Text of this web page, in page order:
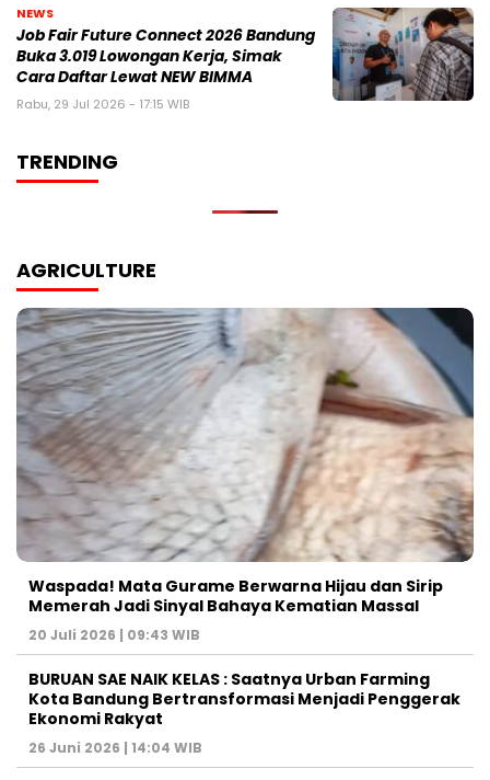
NEWS
Job Fair Future Connect 2026 Bandung
Buka 3.019 Lowongan Kerja, Simak
Cara Daftar Lewat NEW BIMMA
Rabu, 29 Jul 2026 - 17:15 WIB
TRENDING
AGRICULTURE
Waspada! Mata Gurame Berwarna Hijau dan Sirip
Memerah Jadi Sinyal Bahaya Kematian Massal
20 Juli 2026 | 09:43 WIB
BURUAN SAE NAIK KELAS : Saatnya Urban Farming
Kota Bandung Bertransformasi Menjadi Penggerak
Ekonomi Rakyat
26 Juni 2026 | 14:04 WIB